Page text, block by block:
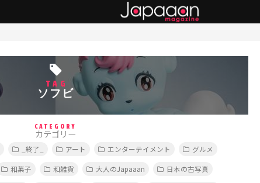
TAG
ソフビ
CATEGORY
カテゴリー
_終了_ アート エンターテイメント
グルメ
和菓子 和雑貨 大人のJapaaan
日本の古写真